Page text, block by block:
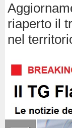
riaperto il
nel